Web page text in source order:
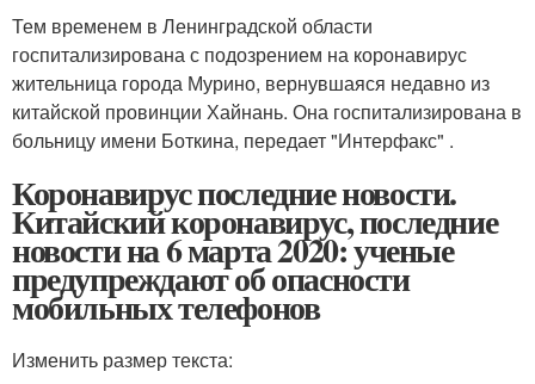
Тем временем в Ленинградской области
госпитализирована с подозрением на коронавирус
жительница города Мурино, вернувшаяся недавно из
китайской провинции Хайнань. Она госпитализирована в
больницу имени Боткина, передает "Интерфакс" .
Коронавирус последние новости.
Китайский коронавирус, последние
новости на 6 марта 2020: ученые
предупреждают об опасности
мобильных телефонов
Изменить размер текста: